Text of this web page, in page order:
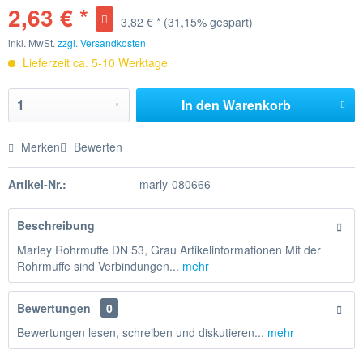
2,63 € * 3,82 € * (31,15% gespart)
inkl. MwSt. zzgl. Versandkosten
Lieferzeit ca. 5-10 Werktage
In den Warenkorb
Merken Bewerten
Artikel-Nr.: marly-080666
Beschreibung
Marley Rohrmuffe DN 53, Grau Artikelinformationen Mit der
Rohrmuffe sind Verbindungen... mehr
Bewertungen
0
Bewertungen lesen, schreiben und diskutieren... mehr